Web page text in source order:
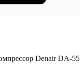
Denair DA-55